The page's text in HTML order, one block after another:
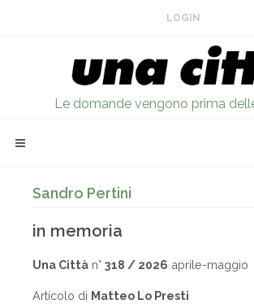
LOGIN
Le domande vengono prima
Sandro Pertini
in memoria
Una Città n° 318 / 2026 aprile-maggio
Articolo di Matteo Lo Presti